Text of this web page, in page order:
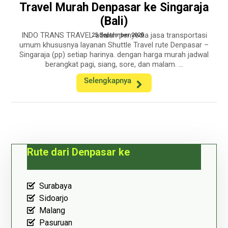
Travel Murah Denpasar ke Singaraja
(Bali)
25 September 2020
INDO TRANS TRAVEL adalah penyedia jasa transportasi
umum khususnya layanan Shuttle Travel rute Denpasar –
Singaraja (pp) setiap harinya. dengan harga murah jadwal
berangkat pagi, siang, sore, dan malam. ...
Selengkapnya
Rute dari Denpasar ke
Surabaya
Sidoarjo
Malang
Pasuruan